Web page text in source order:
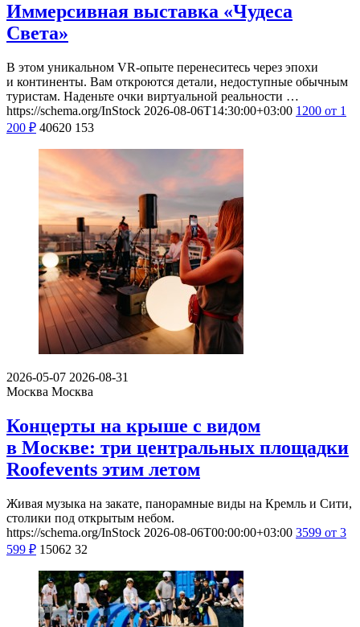
Иммерсивная выставка «Чудеса
Света»
В этом уникальном VR-опыте перенеситесь через эпохи
и континенты. Вам откроются детали, недоступные обычным
туристам. Наденьте очки виртуальной реальности …
https://schema.org/InStock 2026-08-06T14:30:00+03:00 1200 от 1
200 ₽ 40620 153
2026-05-07 2026-08-31
Москва Москва
Концерты на крыше с видом
в Москве: три центральных площадки
Roofevents этим летом
Живая музыка на закате, панорамные виды на Кремль и Сити,
столики под открытым небом.
https://schema.org/InStock 2026-08-06T00:00:00+03:00 3599 от 3
599 ₽ 15062 32